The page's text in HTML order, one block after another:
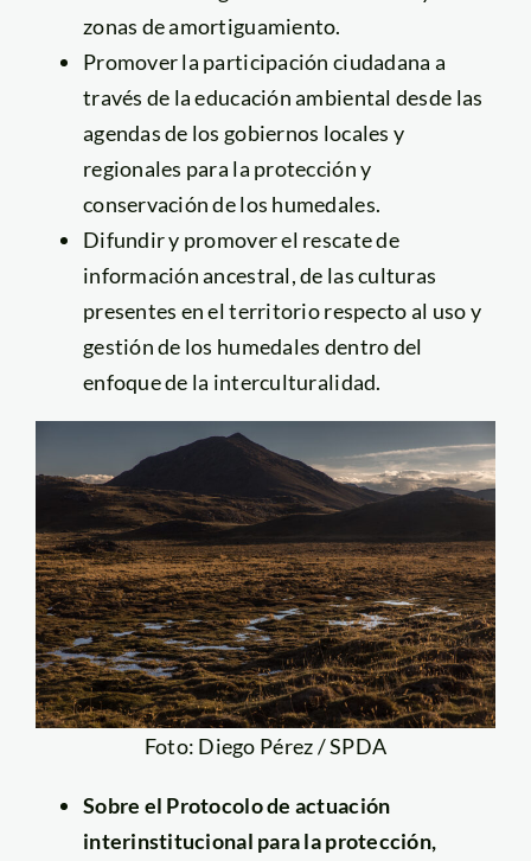
zonas de amortiguamiento.
Promover la participación ciudadana a
través de la educación ambiental desde las
agendas de los gobiernos locales y
regionales para la protección y
conservación de los humedales.
Difundir y promover el rescate de
información ancestral, de las culturas
presentes en el territorio respecto al uso y
gestión de los humedales dentro del
enfoque de la interculturalidad.
Foto: Diego Pérez / SPDA
Sobre el Protocolode actuación
interinstitucional para la protección,